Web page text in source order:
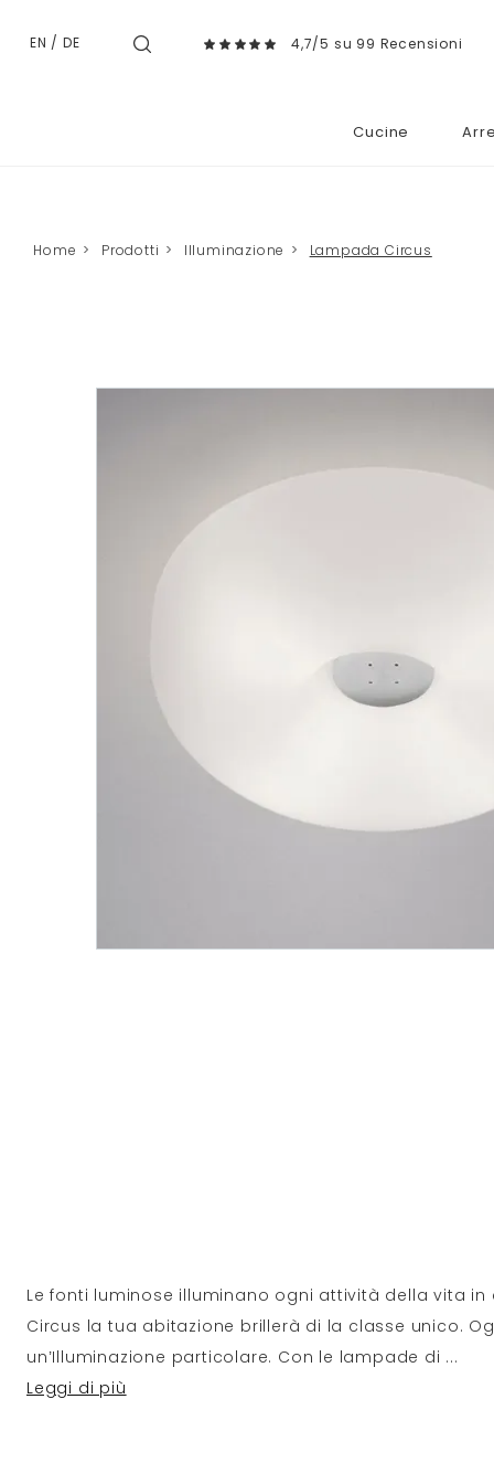
EN / DE 4,7/5 su 99 Recensioni
Cucine
Home > Prodotti > Illuminazione > Lampada Circus
Le fonti luminose illuminano ogni attività della vita
Circus la tua abitazione brillerà di la classe unico.
un’Illuminazione particolare. Con le lampade di ...
Leggi di più